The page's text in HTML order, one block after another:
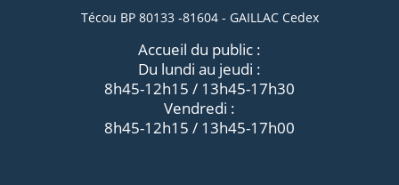
Técou BP 80133 -81604 - GAILLAC Cedex
Accueil du public :
Du lundi au jeudi :
8h45-12h15 / 13h45-17h30
Vendredi :
8h45-12h15 / 13h45-17h00